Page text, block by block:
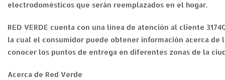
electrodomésticos que serán reemplazados en el hogar.
RED VERDE cuenta con una línea de atención al cliente
la cual el consumidor puede obtener información acerca
conocer los puntos de entrega en diferentes zonas de la
Acerca de Red Verde